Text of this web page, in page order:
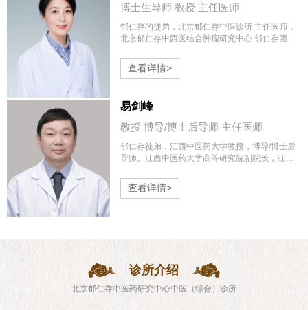
博士生导师 教授 主任医师
郁仁存的徒弟，北京郁仁存中医诊所 主任医师，
北京郁仁存中西医结合肿瘤研究中心 郁仁存团队
查看详情>
易剑峰
教授 博导/博士后导师 主任医师
郁仁存徒弟，江西中医药大学教授，博导/博士后
导师。江西中医药大学高等研究院副院长，江西
先进个人。兼任中华中医药学会中药毒理学与安
全性研究分...
查看详情>
诊所介绍
北京郁仁存中医药研究中心中医（综合）诊所